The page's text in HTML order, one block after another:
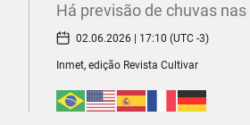
Há previsão de chuvas
02.06.2026 | 17:10 (UTC -3)
Inmet, edição Revista Cultivar